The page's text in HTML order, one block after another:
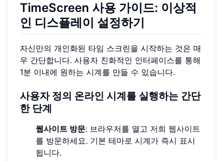
TimeScreen 사용 가이드: 이상적
인 디스플레이 설정하기
자신만의 개인화된 타임 스크린을 시작하는 것은 매
우 간단합니다. 사용자 친화적인 인터페이스를 통해
1분 이내에 원하는 시계를 만들 수 있습니다.
사용자 정의 온라인 시계를 실행하는 간단
한 단계
웹사이트 방문: 브라우저를 열고 저희 웹사이트
를 방문하세요. 기본 테마로 시계가 즉시 표시
됩니다.